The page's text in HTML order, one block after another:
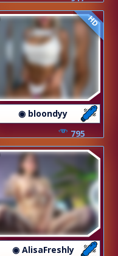
HD
◉ bloondyy
795
◉ AlisaFreshly